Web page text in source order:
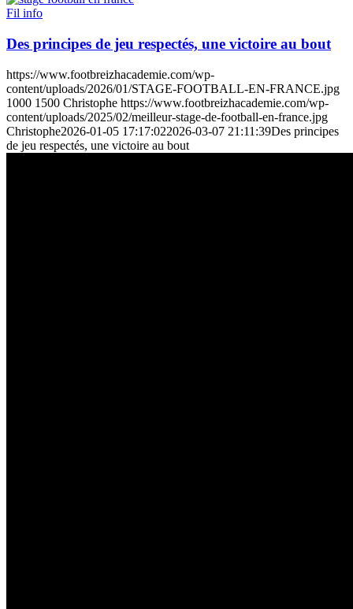
Fil info
Des principes de jeu respectés, une victoire au bout
https://www.footbreizhacademie.com/wp-
content/uploads/2026/01/STAGE-FOOTBALL-EN-FRANCE.jpg
1000 1500 Christophe https://www.footbreizhacademie.com/wp-
content/uploads/2025/02/meilleur-stage-de-football-en-france.jpg
Christophe2026-01-05 17:17:022026-03-07 21:11:39Des principes
de jeu respectés, une victoire au bout